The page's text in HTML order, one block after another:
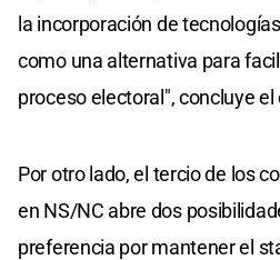
la incorporación de
como una alternativa para
proceso electoral", concluye el
Por otro lado, el tercio de los
en NS/NC abre dos
preferencia por mantener el